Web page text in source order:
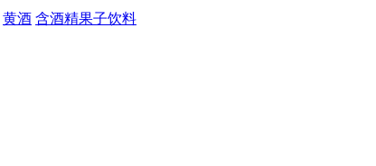
黄酒 含酒精果子饮料